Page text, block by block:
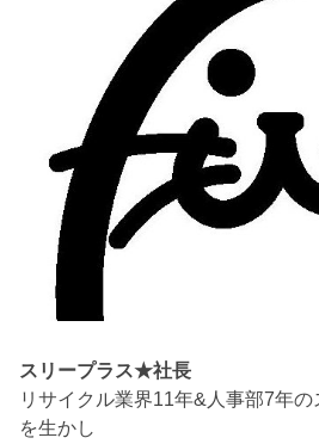
スリープラス★社長
リサイクル業界11年&人事部7年の
を生かし